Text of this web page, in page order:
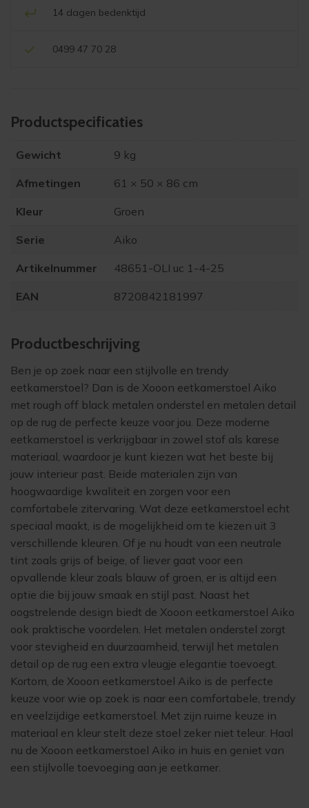
14 dagen bedenktijd
0499 47 70 28
Product­specificaties
Gewicht 9 kg
Afmetingen 61 × 50 × 86 cm
Kleur Groen
Serie Aiko
Artikelnummer 48651-OLI uc 1-4-25
EAN 8720842181997
Product­beschrijving
Ben je op zoek naar een stijlvolle en trendy
eetkamerstoel? Dan is de Xooon eetkamerstoel Aiko
met rough off black metalen onderstel en metalen detail
op de rug de perfecte keuze voor jou. Deze moderne
eetkamerstoel is verkrijgbaar in zowel stof als karese
materiaal, waardoor je kunt kiezen wat het beste bij
jouw interieur past. Beide materialen zijn van
hoogwaardige kwaliteit en zorgen voor een
comfortabele zitervaring. Wat deze eetkamerstoel echt
speciaal maakt, is de mogelijkheid om te kiezen uit 3
verschillende kleuren. Of je nu houdt van een neutrale
tint zoals grijs of beige, of liever gaat voor een
opvallende kleur zoals blauw of groen, er is altijd een
optie die bij jouw smaak en stijl past. Naast het
oogstrelende design biedt de Xooon eetkamerstoel Aiko
ook praktische voordelen. Het metalen onderstel zorgt
voor stevigheid en duurzaamheid, terwijl het metalen
detail op de rug een extra vleugje elegantie toevoegt.
Kortom, de Xooon eetkamerstoel Aiko is de perfecte
keuze voor wie op zoek is naar een comfortabele, trendy
en veelzijdige eetkamerstoel. Met zijn ruime keuze in
materiaal en kleur stelt deze stoel zeker niet teleur. Haal
nu de Xooon eetkamerstoel Aiko in huis en geniet van
een stijlvolle toevoeging aan je eetkamer.